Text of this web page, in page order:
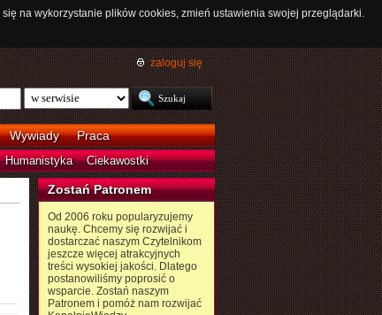
na wykorzystanie plików cookies, zmień ustawienia swojej przeglądarki.
zaloguj się
Wywiady Praca
Humanistyka Ciekawostki
Zostań Patronem
Od 2006 roku popularyzujemy
naukę. Chcemy się rozwijać i
dostarczać naszym Czytelnikom
jeszcze więcej atrakcyjnych
treści wysokiej jakości. Dlatego
postanowiliśmy poprosić o
wsparcie. Zostań naszym
Patronem i pomóż nam rozwijać